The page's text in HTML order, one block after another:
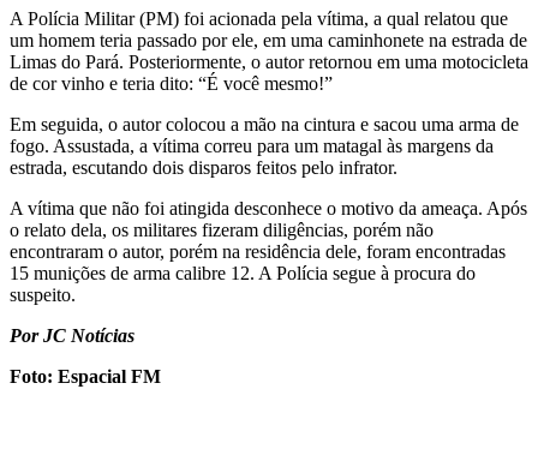
A Polícia Militar (PM) foi acionada pela vítima, a qual relatou que
um homem teria passado por ele, em uma caminhonete na estrada de
Limas do Pará. Posteriormente, o autor retornou em uma motocicleta
de cor vinho e teria dito: “É você mesmo!”
Em seguida, o autor colocou a mão na cintura e sacou uma arma de
fogo. Assustada, a vítima correu para um matagal às margens da
estrada, escutando dois disparos feitos pelo infrator.
A vítima que não foi atingida desconhece o motivo da ameaça. Após
o relato dela, os militares fizeram diligências, porém não
encontraram o autor, porém na residência dele, foram encontradas
15 munições de arma calibre 12. A Polícia segue à procura do
suspeito.
Por JC Notícias
Foto: Espacial FM